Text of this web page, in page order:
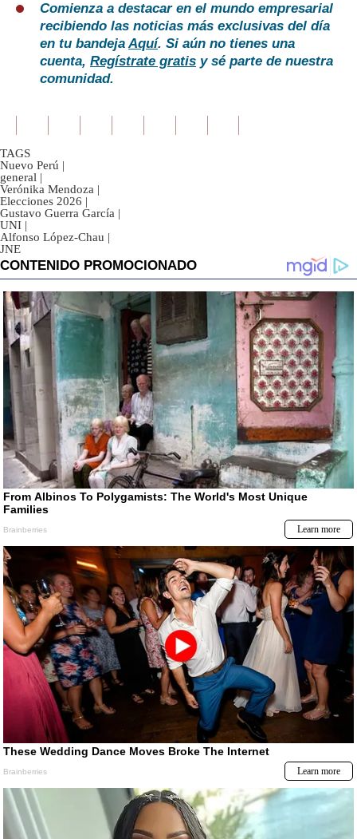
Comienza a destacar en el mundo empresarial
recibiendo las noticias más exclusivas del día
en tu bandejaAquí. Si aún no tienes una
cuenta, Regístrate gratis y sé parte de nuestra
comunidad.
TAGS
Nuevo Perú |
general |
Verónika Mendoza |
Elecciones 2026 |
Gustavo Guerra García |
UNI |
Alfonso López-Chau |
JNE